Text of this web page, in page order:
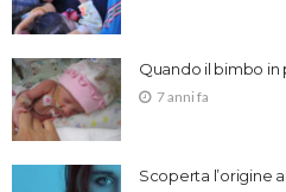
Quando il bimbo in
7 anni fa
Scoperta l’origine